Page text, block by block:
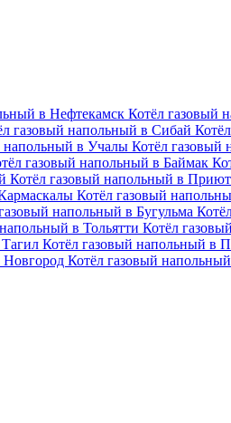
в Нефтекамск Котёл газовый
газовый напольный в Сибай
напольный в Учалы Котёл газовый
газовый напольный в Баймак
Котёл газовый напольный в
Котёл газовый
напольный в Бугульма
в Тольятти Котёл
Котёл газовый напольный в
Котёл газовый